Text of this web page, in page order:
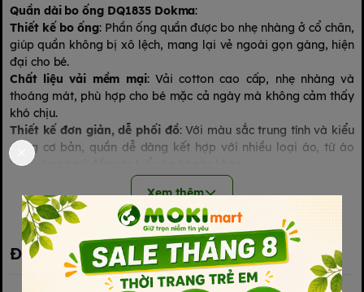
Quần dài bo ống DQ1835 Dokma:
Thiết kế bo ống: Phần ống quần được bo nhẹ nhàng ở cổ chân,
giúp quần không bị xô lệch, mang lại vẻ ngoài gọn gàng, hiện
đại cho bé.
Chất liệu vải mềm mại: Vải cotton cao cấp, nhẹ nhàng và
thoáng mát, phù hợp cho bé mặc cả ngày mà không cảm thấy
khó chịu.
Thiết kế đơn giản, dễ phối đồ: Với màu sắc trung tính và kiểu
dáng cơ bản, quần dễ dàng kết hợp với nhiều loại áo, từ áo
thun, áo sơ mi đến các kiểu áo khoác khác.
: Được may chắc chắn với đường chỉ tinh tế, giúp
quần giữ được form dáng và độ bền lâu dài sau nhiều lần giặt.
Phù hợp với nhiều hoạt động: Quần dài bo ống DQ1835
Dokma phù hợp cho bé khi đi học, đi chơi, hay mặc ở nhà, tạo
sự thoải mái cho mọi hoạt động.
Dễ dàng giặt giũ: Quần có thể giặt máy hoặc giặt tay mà
không lo bị phai màu hay mất form.
Xem thêm
Đánh giá sản phẩm